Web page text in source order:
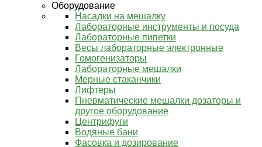
Оборудование
Насадки на мешалку
Лабораторные инструменты и посуда
Лабораторные пипетки
Весы лабораторные электронные
Гомогенизаторы
Лабораторные мешалки
Мерные стаканчики
Лифтеры
Пневматические мешалки дозаторы и
другое оборудование
Центрифуги
Водяные бани
Фасовка и дозирование